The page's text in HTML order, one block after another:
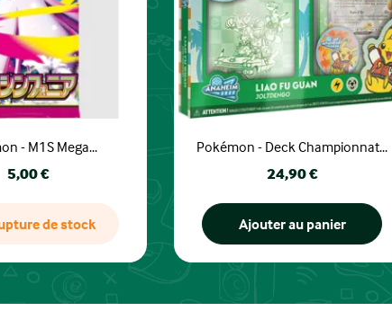
- M1S Mega...
Prix
5,00 €
de stock
Pokémon - Deck Championnat...
Prix
24,90 €
Ajouter au panier